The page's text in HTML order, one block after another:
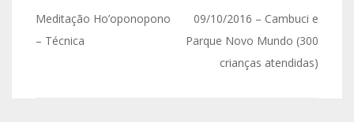
Meditação Ho’oponopono
– Técnica
09/10/2016 – Cambuci e
Parque Novo Mundo (300
crianças atendidas)